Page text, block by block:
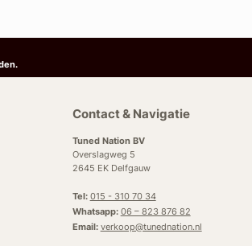
Contact & Navigatie
Tuned Nation BV
Overslagweg 5
2645 EK Delfgauw
Tel: 015 - 310 70 34
Whatsapp: 06 – 823 876 82
Email: verkoop@tunednation.nl